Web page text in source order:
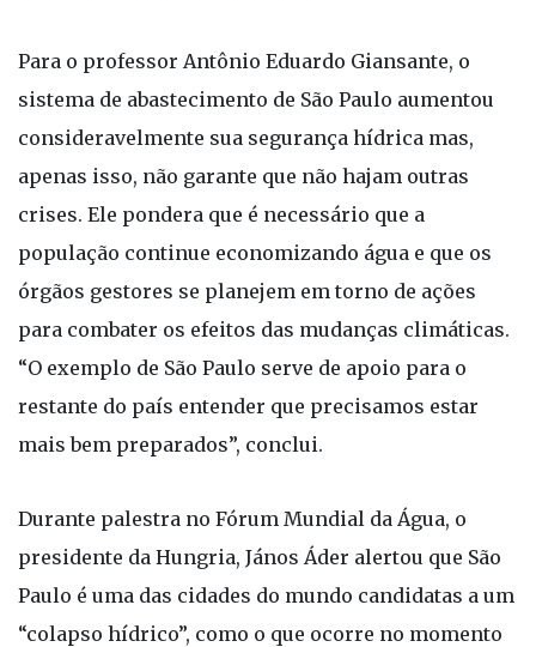
Para o professor Antônio Eduardo Giansante, o
sistema de abastecimento de São Paulo aumentou
consideravelmente sua segurança hídrica mas,
apenas isso, não garante que não hajam outras
crises. Ele pondera que é necessário que a
população continue economizando água e que os
órgãos gestores se planejem em torno de ações
para combater os efeitos das mudanças climáticas.
“O exemplo de São Paulo serve de apoio para o
restante do país entender que precisamos estar
mais bem preparados”, conclui.
Durante palestra no Fórum Mundial da Água, o
presidente da Hungria, János Áder alertou que São
Paulo é uma das cidades do mundo candidatas a um
“colapso hídrico”, como o que ocorre no momento